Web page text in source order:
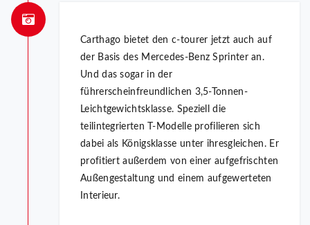
Carthago bietet den c-tourer jetzt auch auf
der Basis des Mercedes-Benz Sprinter an.
Und das sogar in der
führerscheinfreundlichen 3,5-Tonnen-
Leichtgewichtsklasse. Speziell die
teilintegrierten T-Modelle profilieren sich
dabei als Königsklasse unter ihresgleichen. Er
profitiert außerdem von einer aufgefrischten
Außengestaltung und einem aufgewerteten
Interieur.